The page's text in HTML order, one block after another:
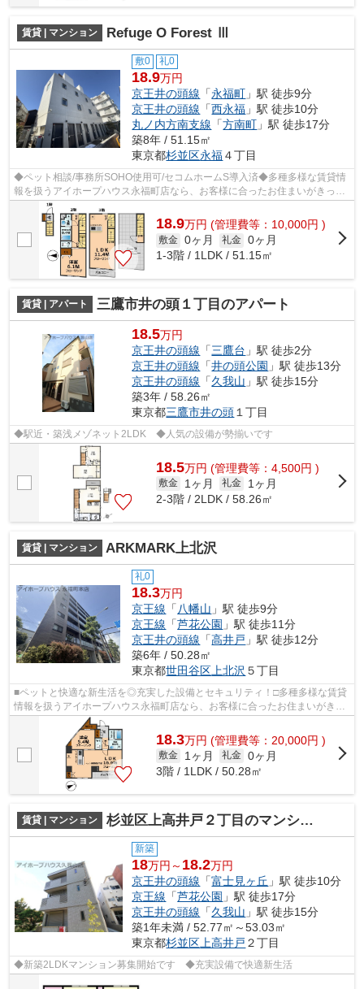
賃貸 | マンション Refuge O Forest Ⅲ
敷0 礼0
18.9万円
京王井の頭線 「永福町 」駅 徒歩9分
京王井の頭線 「西永福 」駅 徒歩10分
丸ノ内方南支線 「方南町 」駅 徒歩17分
築8年 / 51.15㎡
東京都杉並区永福４丁目
◆ペット相談/事務所SOHO使用可/セコムホームS導入済◆多種多様な賃貸情
報を扱うアイホープハウス永福町店なら、お客様に合ったお住まいがきっと
見つかります。お電話03-3327-7774からご...
18.9万円 (管理費等：10,000円 )
敷金 0ヶ月 礼金 0ヶ月
1-3階 / 1LDK / 51.15㎡
賃貸 | アパート 三鷹市井の頭１丁目のアパート
18.5万円
京王井の頭線 「三鷹台 」駅 徒歩2分
京王井の頭線 「井の頭公園 」駅 徒歩13分
京王井の頭線 「久我山 」駅 徒歩15分
築3年 / 58.26㎡
東京都三鷹市井の頭１丁目
◆駅近・築浅メゾネット2LDK ◆人気の設備が勢揃いです
18.5万円 (管理費等：4,500円 )
敷金 1ヶ月 礼金
1ヶ月
2-3階 / 2LDK / 58.26㎡
賃貸 | マンション ARKMARK上北沢
礼0
18.3万円
京王線 「 八幡山 」駅 徒歩9分
京王線 「芦花公園 」駅 徒歩11分
京王井の頭線 「高井戸 」駅 徒歩12分
築6年 / 50.28㎡
東京都世田谷区 上北沢 ５丁目
■ペットと快適な新生活を◎充実した設備とセキュリティ！□多種多様な賃貸
情報を扱うアイホープハウス永福町店なら、お客様に合ったお住まいがきっ
と見つかります。お電話03-3327-7774か...
18.3万円 (管理費等：20,000円 )
敷金 1ヶ月 礼金 0ヶ月
3階 / 1LDK / 50.28㎡
賃貸 | マンション 杉並区上高井戸２丁目のマンション
新築
18万円～ 18.2万円
京王井の頭線 「富士見ヶ丘 」駅 徒歩10分
京王線 「芦花公園 」駅 徒歩17分
京王井の頭線 「久我山 」駅 徒歩15分
築1年未満 / 52.77㎡～53.03㎡
東京都杉並区 上高井戸 ２丁目
◆新築2LDKマンション募集開始です ◆充実設備で快適新生活